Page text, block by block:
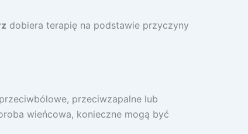
dobiera terapię na podstawie przyczyny
przeciwbólowe, przeciwzapalne lub
wieńcowa, konieczne mogą być